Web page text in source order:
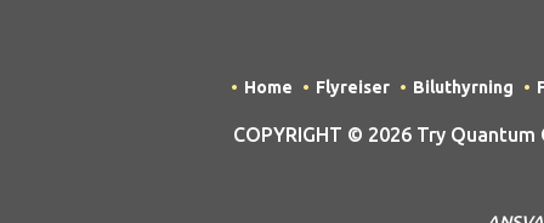
Home Flyreiser Biluthyrning
COPYRIGHT © 2026 Try